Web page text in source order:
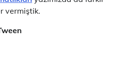
vermiştik.